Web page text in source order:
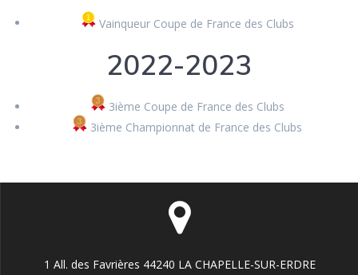
Vainqueur Coupe de France des Clubs
2022-2023
3ième Coupe de France des Clubs
3ième Championnat de France des Clubs
1 All. des Favrières 44240 LA CHAPELLE-SUR-ERDRE